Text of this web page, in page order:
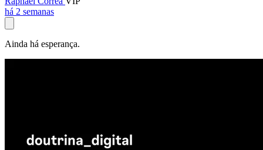
há 2 semanas
Ainda há esperança.